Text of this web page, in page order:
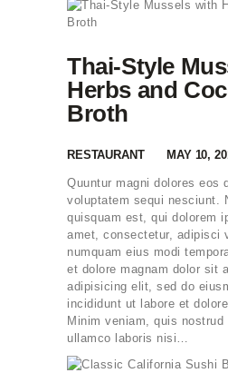
Thai-Style
Herbs and
Broth
RESTAURANT MAY 10,
Quuntur magni dolores eos
voluptatem sequi nesciunt.
quisquam est, qui dolorem
amet, consectetur, adipisci
numquam eius modi
et dolore magnam dolor sit
adipisicing elit, sed do
incididunt ut labore et
Minim veniam, quis nostrud
ullamco laboris nisi…